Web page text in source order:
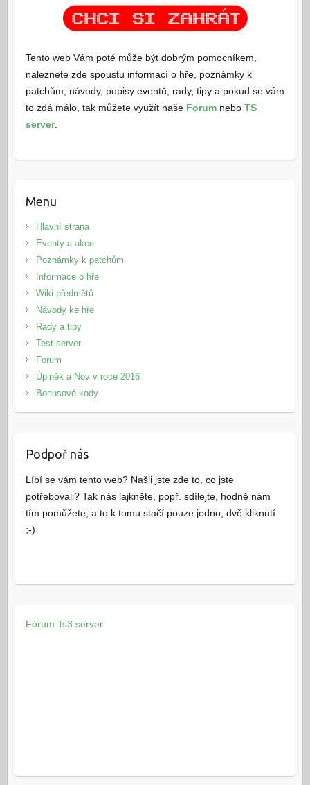
Tento web Vám poté může být dobrým pomocníkem,
naleznete zde spoustu informací o hře, poznámky k
patchům, návody, popisy eventů, rady, tipy a pokud se vám
to zdá málo, tak můžete využít naše Forumnebo TS
server.
Menu
Hlavní strana
Eventy a akce
Poznámky k patchům
Informace o hře
Wiki předmětů
Návody ke hře
Rady a tipy
Test server
Forum
Úplněk a Nov v roce 2016
Bonusové kody
Podpoř nás
Líbí se vám tento web? Našli jste zde to, co jste
potřebovali? Tak nás lajkněte, popř. sdílejte, hodně nám
tím pomůžete, a to k tomu stačí pouze jedno, dvě kliknutí
;-)
Fórum Ts3 server